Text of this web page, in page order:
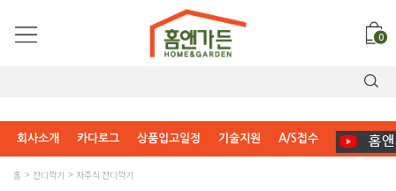
0
회사소개 카다로그 상품입고일정 기술지원 A/S접수
홈 잔디깍기 자주식 잔디깍기